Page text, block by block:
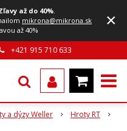
až do 40%.
mikrona@mikrona.sk
až 40%
×
+421 915 710 633
a dýzy Weller
Hroty RT